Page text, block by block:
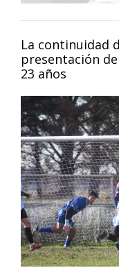
La continuidad
presentación
23 años